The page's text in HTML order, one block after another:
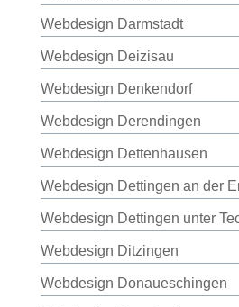
Webdesign Darmstadt
Webdesign Deizisau
Webdesign Denkendorf
Webdesign Derendingen
Webdesign Dettenhausen
Webdesign Dettingen an der
Webdesign Dettingen unter
Webdesign Ditzingen
Webdesign Donaueschingen